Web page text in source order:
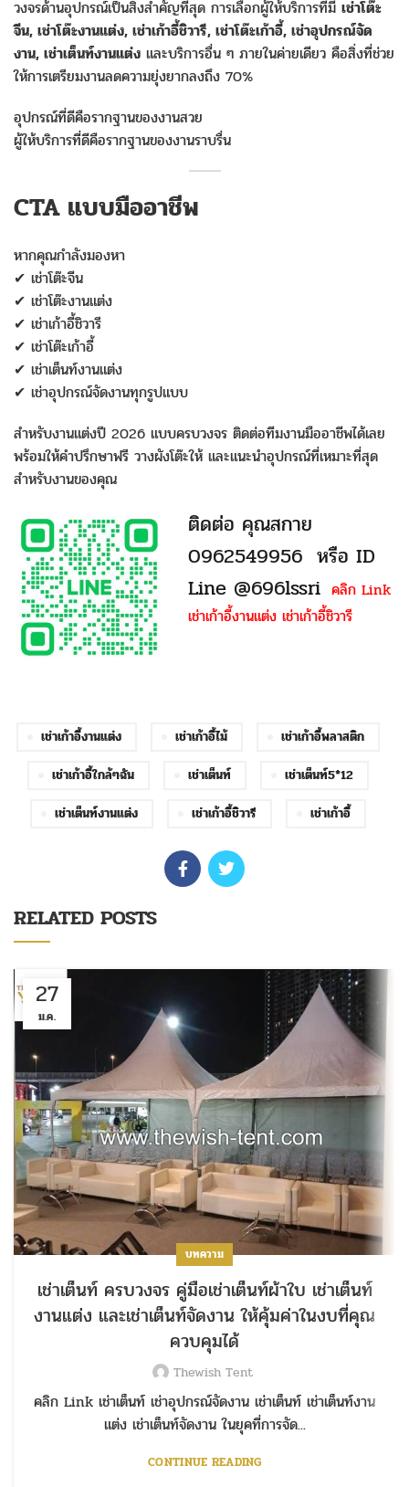
วงจรด้านอุปกรณ์เป็นสิ่งสำคัญที่สุด การเลือกผู้ให้บริการที่มี เช่าโต๊ะ
จีน, เช่าโต๊ะงานแต่ง, เช่าเก้าอี้ชิวารี, เช่าโต๊ะเก้าอี้, เช่าอุปกรณ์จัด
งาน, เช่าเต็นท์งานแต่ง และบริการอื่น ๆ ภายในค่ายเดียว คือสิ่งที่ช่วย
ให้การเตรียมงานลดความยุ่งยากลงถึง 70%
อุปกรณ์ที่ดีคือรากฐานของงานสวย
ผู้ให้บริการที่ดีคือรากฐานของงานราบรื่น
CTA แบบมืออาชีพ
หากคุณกำลังมองหา
✔ เช่าโต๊ะจีน
✔ เช่าโต๊ะงานแต่ง
✔ เช่าเก้าอี้ชิวารี
✔ เช่าโต๊ะเก้าอี้
✔ เช่าเต็นท์งานแต่ง
✔ เช่าอุปกรณ์จัดงานทุกรูปแบบ
สำหรับงานแต่งปี 2026 แบบครบวงจร ติดต่อทีมงานมืออาชีพได้เลย
พร้อมให้คำปรึกษาฟรี วางผังโต๊ะให้ และแนะนำอุปกรณ์ที่เหมาะที่สุด
สำหรับงานของคุณ
ติดต่อ คุณสกาย
0962549956 หรือ ID
Line @696lssri คลิก Link
เช่าเก้าอี้งานแต่ง เช่าเก้าอี้ชิวารี
เช่าเก้าอี้งานแต่ง เช่าเก้าอี้ไม้
เช่าเก้าอี้พลาสติก
เช่าเก้าอี้ใกล้ๆฉัน
เช่าเต็นท์
เช่าเต็นท์5*12
เช่าเต็นท์งานแต่ง
เช่าเก้าอี้ชิวารี เช่าเก้าอี้
RELATED POSTS
27
ม.ค.
บทความ
เช่าเต็นท์ ครบวงจร คู่มือเช่าเต็นท์ผ้าใบ เช่าเต็นท์
งานแต่ง และเช่าเต็นท์จัดงาน ให้คุ้มค่าในงบที่คุณ
ควบคุมได้
Thewish Tent
คลิก Link เช่าเต็นท์ เช่าอุปกรณ์จัดงาน เช่าเต็นท์ เช่าเต็นท์งาน
แต่ง เช่าเต็นท์จัดงาน ในยุคที่การจัด...
CONTINUE READING